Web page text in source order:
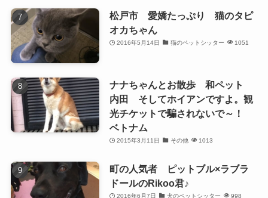
松戸市 愛嬌たっぷり 猫のタピ
オカちゃん
2016年5月14日 猫のペットシッター 1051
ナナちゃんとお散歩 和ペット
内田 そしてホイアンですよ。観
光チケットで騙されないで～！
ベトナム
2015年3月11日 その他 1013
町の人気者 ピットブル×ラブラ
ドールのRikoo君♪
2016年6月7日 犬のペットシッター 998